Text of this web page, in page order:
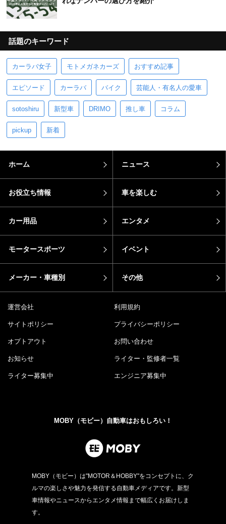
話題のキーワード
カーラバ女子 モトメガネカーズ おすすめ記事
エピソード カーラバ バイク 芸能人・有名人の愛車
sotoshiru 新型車 DRIMO 推し車 コラム
pickup 新着
ホーム ニュース
お役立ち情報 車を楽しむ
カー用品 エンタメ
モータースポーツ イベント
メーカー・車種別 その他
運営会社 利用規約
サイトポリシー プライバシーポリシー
オプトアウト お問い合わせ
お知らせ ライター・監修者一覧
ライター募集中 エンジニア募集中
MOBY（モビー）自動車はおもしろい！
MOBY（モビー）は"MOTOR＆HOBBY"をコンセプトに、ク
ルマの楽しさや魅力を発信する自動車メディアです。新型
車情報やニュースからエンタメ情報まで幅広くお届けしま
す。